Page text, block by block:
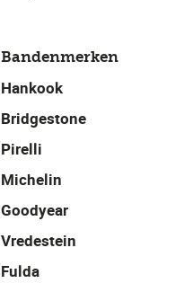
Bandenmerken
Hankook
Bridgestone
Pirelli
Michelin
Goodyear
Vredestein
Fulda